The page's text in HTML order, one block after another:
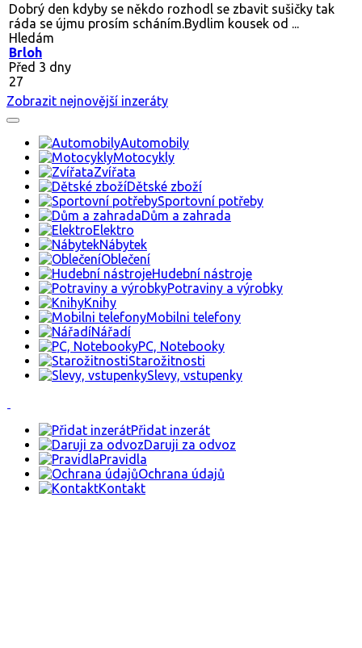
Dobrý den kdyby se někdo rozhodl se zbavit sušičky tak
ráda se újmu prosím scháním.Bydlim kousek od ...
Hledám
Brloh
Před 3 dny
27
Zobrazit nejnovější inzeráty
Automobily
Motocykly
Zvířata
Dětské zboží
Sportovní potřeby
Dům a zahrada
Elektro
Nábytek
Oblečení
Hudební nástroje
Potraviny a výrobky
Knihy
Mobilni telefony
Nářadí
PC, Notebooky
Starožitnosti
Slevy, vstupenky
Přidat inzerát
Daruji za odvoz
Pravidla
Ochrana údajů
Kontakt